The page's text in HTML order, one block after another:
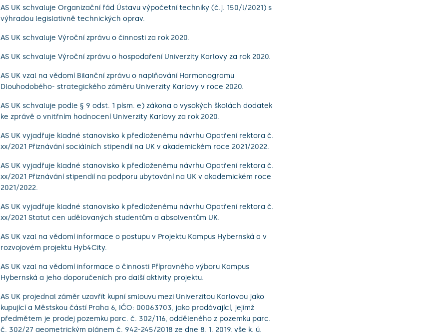
AS UK schvaluje Organizační řád Ústavu výpočetní techniky (č.j. 150/l/2021) s
výhradou legislativně technických oprav.
AS UK schvaluje Výroční zprávu o činnosti za rok 2020.
AS UK schvaluje Výroční zprávu o hospodaření Univerzity Karlovy za rok 2020.
AS UK vzal na vědomí Bilanční zprávu o naplňování Harmonogramu
Dlouhodobého- strategického záměru Univerzity Karlovy v roce 2020.
AS UK schvaluje podle § 9 odst. 1 písm. e) zákona o vysokých školách dodatek
ke zprávě o vnitřním hodnocení Univerzity Karlovy za rok 2020.
AS UK vyjadřuje kladné stanovisko k předloženému návrhu Opatření rektora č.
xx/2021 Přiznávání sociálních stipendií na UK v akademickém roce 2021/2022.
AS UK vyjadřuje kladné stanovisko k předloženému návrhu Opatření rektora č.
xx/2021 Přiznávání stipendií na podporu ubytování na UK v akademickém roce
2021/2022.
AS UK vyjadřuje kladné stanovisko k předloženému návrhu Opatření rektora č.
xx/2021 Statut cen udělovaných studentům a absolventům UK.
AS UK vzal na vědomí informace o postupu v Projektu Kampus Hybernská a v
rozvojovém projektu Hyb4City.
AS UK vzal na vědomí informace o činnosti Přípravného výboru Kampus
Hybernská a jeho doporučeních pro další aktivity projektu.
AS UK projednal záměr uzavřít kupní smlouvu mezi Univerzitou Karlovou jako
kupující a Městskou částí Praha 6, IČO: 00063703, jako prodávající, jejímž
předmětem je prodej pozemku parc. č. 302/116, odděleného z pozemku parc.
č. 302/27 geometrickým plánem č. 942-245/2018 ze dne 8. 1. 2019, vše k. ú.